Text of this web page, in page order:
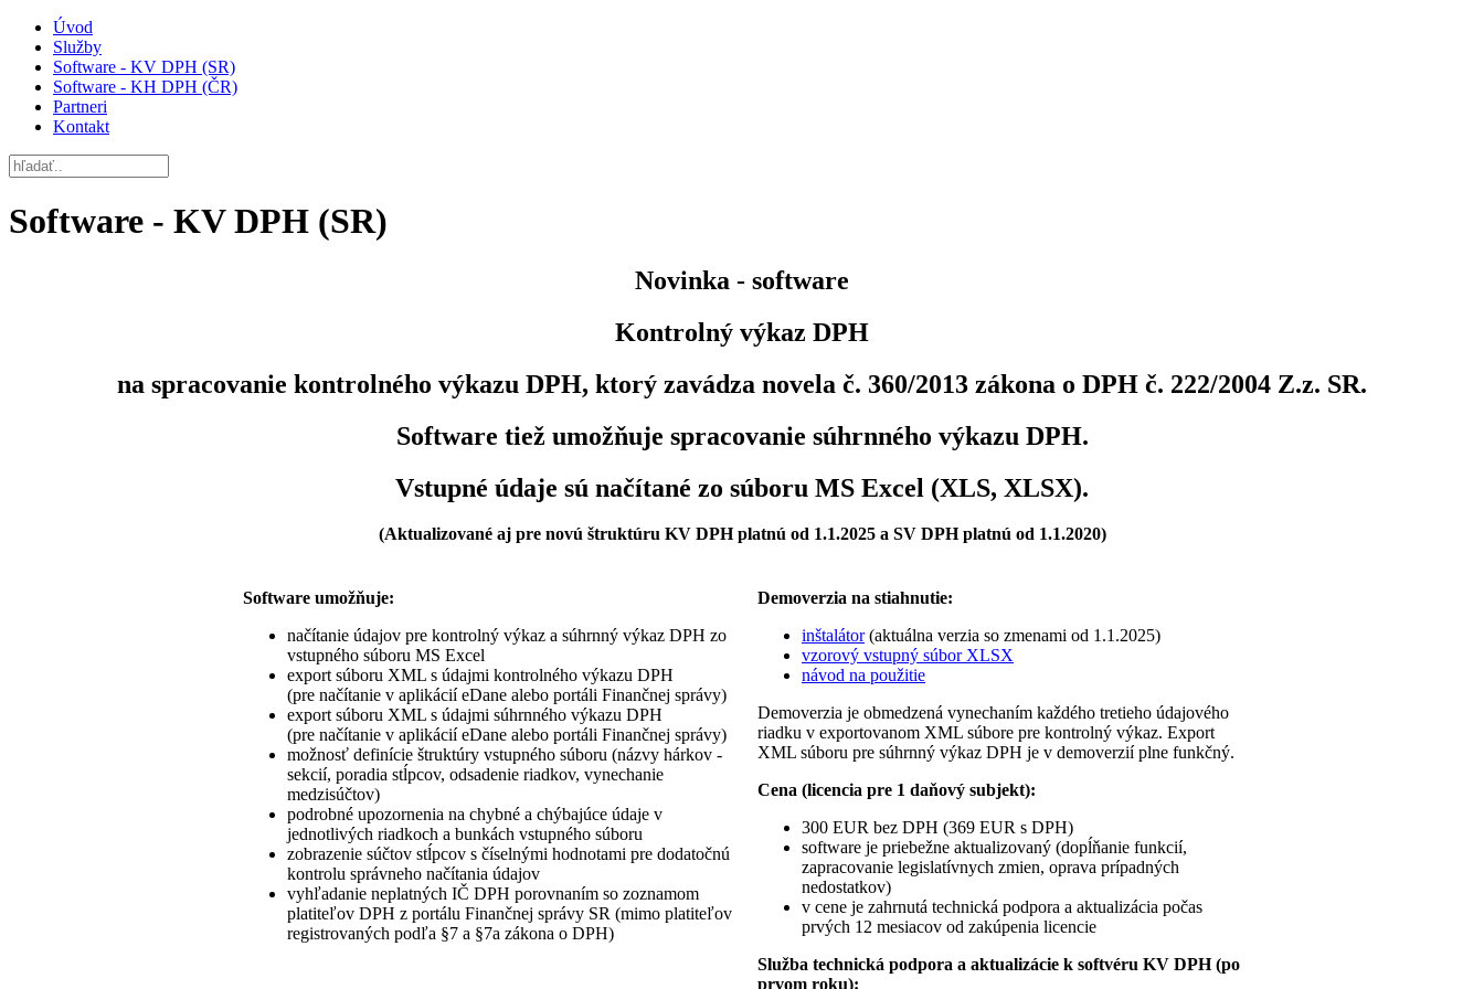
Úvod
Služby
Software - KV DPH (SR)
Software - KH DPH (ČR)
Partneri
Kontakt
Software - KV DPH (SR)
Novinka - software
Kontrolný výkaz DPH
na spracovanie kontrolného výkazu DPH, ktorý zavádza novela č. 360/2013 zákona o DPH č. 222/2004 Z.z. SR.
Software tiež umožňuje spracovanie súhrnného výkazu DPH.
Vstupné údaje sú načítané zo súboru MS Excel (XLS, XLSX).
(Aktualizované aj pre novú štruktúru KV DPH platnú od 1.1.2025 a SV DPH platnú od 1.1.2020)
Software umožňuje:
načítanie údajov pre kontrolný výkaz a súhrnný výkaz DPH zo
vstupného súboru MS Excel
export súboru XML s údajmi kontrolného výkazu DPH
(pre načítanie v aplikácií eDane alebo portáli Finančnej správy)
export súboru XML s údajmi súhrnného výkazu DPH
(pre načítanie v aplikácií eDane alebo portáli Finančnej správy)
možnosť definície štruktúry vstupného súboru (názvy hárkov -
sekcií, poradia stĺpcov, odsadenie riadkov, vynechanie
medzisúčtov)
podrobné upozornenia na chybné a chýbajúce údaje v
jednotlivých riadkoch a bunkách vstupného súboru
zobrazenie súčtov stĺpcov s číselnými hodnotami pre dodatočnú
kontrolu správneho načítania údajov
vyhľadanie neplatných IČ DPH porovnaním so zoznamom
platiteľov DPH z portálu Finančnej správy SR (mimo platiteľov
registrovaných podľa §7 a §7a zákona o DPH)
Demoverzia na stiahnutie:
inštalátor(aktuálna verzia so zmenami od 1.1.2025)
vzorový vstupný súbor XLSX
návod na použitie
Demoverzia je obmedzená vynechaním každého tretieho údajového
riadku v exportovanom XML súbore pre kontrolný výkaz. Export
XML súboru pre súhrnný výkaz DPH je v demoverzií plne funkčný.
Cena (licencia pre 1 daňový subjekt):
300 EUR bez DPH (369 EUR s DPH)
software je priebežne aktualizovaný (dopĺňanie funkcií,
zapracovanie legislatívnych zmien, oprava prípadných
nedostatkov)
v cene je zahrnutá technická podpora a aktualizácia počas
prvých 12 mesiacov od zakúpenia licencie
Služba technická podpora a aktualizácie k softvéru KV DPH (po
prvom roku):